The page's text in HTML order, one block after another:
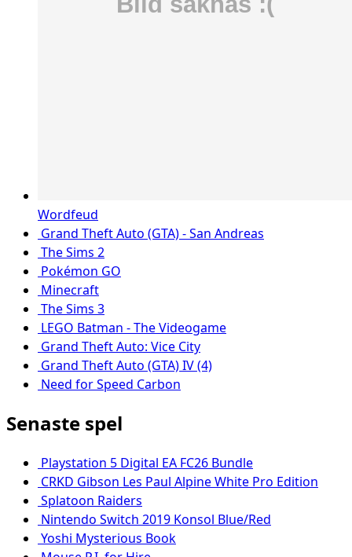
Wordfeud
Grand Theft Auto (GTA) - San Andreas
The Sims 2
Pokémon GO
Minecraft
The Sims 3
LEGO Batman - The Videogame
Grand Theft Auto: Vice City
Grand Theft Auto (GTA) IV (4)
Need for Speed Carbon
Senaste spel
Playstation 5 Digital EA FC26 Bundle
CRKD Gibson Les Paul Alpine White Pro Edition
Splatoon Raiders
Nintendo Switch 2019 Konsol Blue/Red
Yoshi Mysterious Book